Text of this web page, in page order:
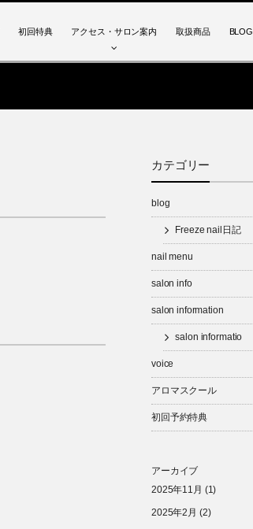
初回特典 アクセス・サロン案内 取扱商品 BLOG
カテゴリー
blog
Freeze nail日記
nail menu
salon info
salon information
salon informatio
voice
アロマスクール
初回予約特典
アーカイブ
2025年11月 (1)
2025年2月 (2)